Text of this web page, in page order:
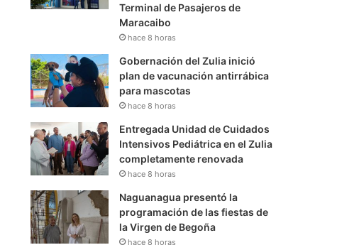
Terminal de Pasajeros de
Maracaibo
hace 8 horas
Gobernación del Zulia inició
plan de vacunación antirrábica
para mascotas
hace 8 horas
Entregada Unidad de Cuidados
Intensivos Pediátrica en el Zulia
completamente renovada
hace 8 horas
Naguanagua presentó la
programación de las fiestas de
la Virgen de Begoña
hace 8 horas